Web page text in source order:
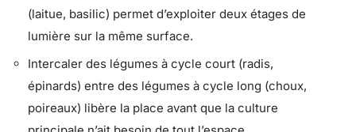
(laitue, basilic) permet d’exploiter deux étages de
lumière sur la même surface.
Intercaler des légumes à cycle court (radis,
épinards) entre des légumes à cycle long (choux,
poireaux) libère la place avant que la culture